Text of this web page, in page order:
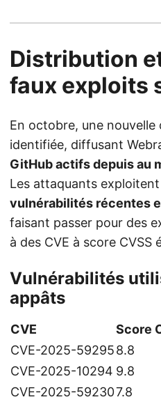
Distribution
faux exploits
En octobre, une nouvelle
identifiée, diffusant
GitHub actifs depuis au
Les attaquants
vulnérabilités récentes
faisant passer pour des
à des CVE à score CVSS
Vulnérabilités
appâts
CVE
Score
CVE-2025-592958.8
CVE-2025-10294 9.8
CVE-2025-592307.8